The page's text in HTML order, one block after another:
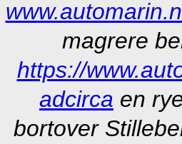
magrere
https://
adcirca en
bortover